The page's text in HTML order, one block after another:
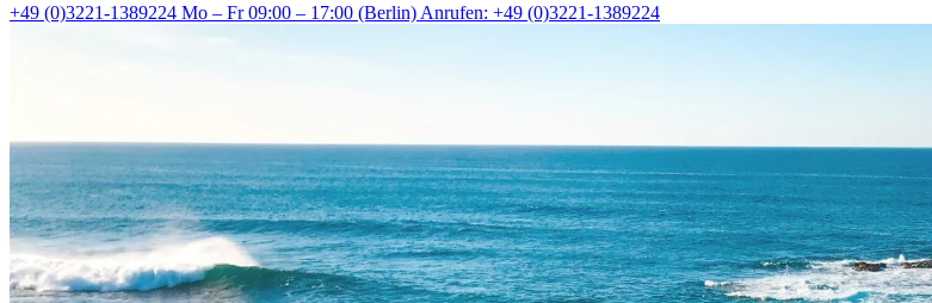
+49 (0)3221-1389224 Mo – Fr 09:00 – 17:00 (Berlin) Anrufen: +49 (0)3221-1389224